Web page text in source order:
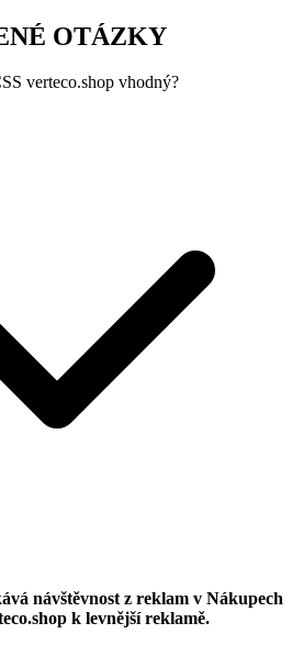
OTÁZKY
verteco.shop vhodný?
návštěvnost z reklam v Nákupech
k levnější reklamě.